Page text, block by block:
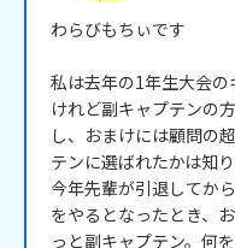
わらびもちぃです
私は去年の1年生大会の
けれど副キャプテンの
し、おまけには顧問の
テンに選ばれたかは知り
今年先輩が引退してか
をやるとなったとき、
っと副キャプテン。何